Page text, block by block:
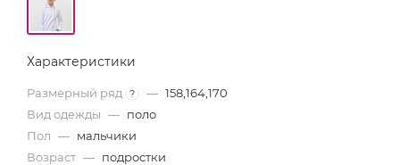
Характеристики
Размерный ряд ? — 158,164,170
Вид одежды — поло
Пол — мальчики
Возраст — подростки